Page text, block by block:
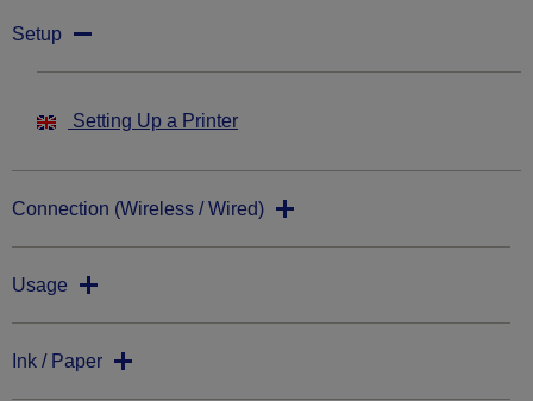
Setup
Setting Up a Printer
Connection (Wireless / Wired)
Usage
Ink / Paper